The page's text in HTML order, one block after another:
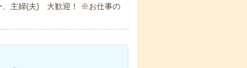
、主婦(夫) 大歓迎！ ※お仕事の